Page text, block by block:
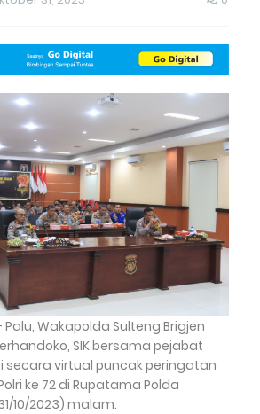
Palu, Wakapolda Sulteng Brigjen
SIK bersama pejabat
virtual puncak peringatan
ke 72 di Rupatama Polda
10/2023) malam.